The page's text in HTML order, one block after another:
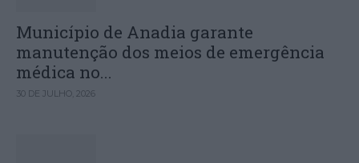
Município de Anadia garante
manutenção dos meios de emergência
médica no...
30 DE JULHO, 2026